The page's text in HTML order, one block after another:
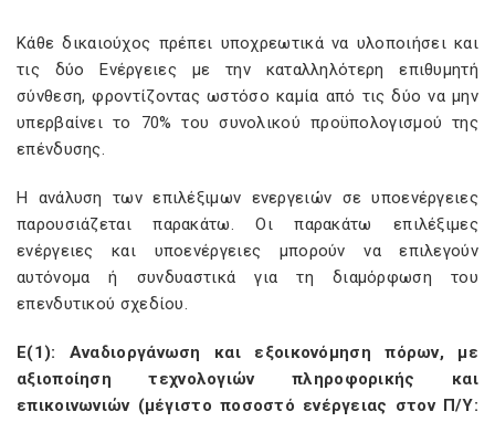
Κάθε δικαιούχος πρέπει υποχρεωτικά να υλοποιήσει και
τις δύο Ενέργειες με την καταλληλότερη επιθυμητή
σύνθεση, φροντίζοντας ωστόσο καμία από τις δύο να μην
υπερβαίνει το 70% του συνολικού προϋπολογισμού της
επένδυσης.
Η ανάλυση των επιλέξιμων ενεργειών σε υποενέργειες
παρουσιάζεται παρακάτω. Οι παρακάτω επιλέξιμες
ενέργειες και υποενέργειες μπορούν να επιλεγούν
αυτόνομα ή συνδυαστικά για τη διαμόρφωση του
επενδυτικού σχεδίου.
Ε(1): Αναδιοργάνωση και εξοικονόμηση πόρων, με
αξιοποίηση τεχνολογιών πληροφορικής και
επικοινωνιών (μέγιστο ποσοστό ενέργειας στον Π/Υ: